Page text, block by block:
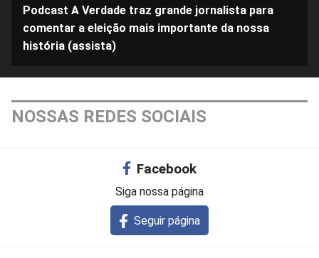
Podcast A Verdade traz grande jornalista para
comentar a eleição mais importante da nossa
história (assista)
NOSSAS REDES SOCIAIS
Facebook
Siga nossa página
Seguir página